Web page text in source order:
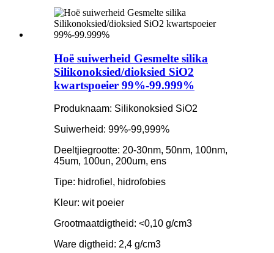
Hoë suiwerheid Gesmelte silika
Silikonoksied/dioksied SiO2
kwartspoeier 99%-99.999%
Produknaam: Silikonoksied SiO2
Suiwerheid: 99%-99,999%
Deeltjiegrootte: 20-30nm, 50nm, 100nm,
45um, 100un, 200um, ens
Tipe: hidrofiel, hidrofobies
Kleur: wit poeier
Grootmaatdigtheid: <0,10 g/cm3
Ware digtheid: 2,4 g/cm3